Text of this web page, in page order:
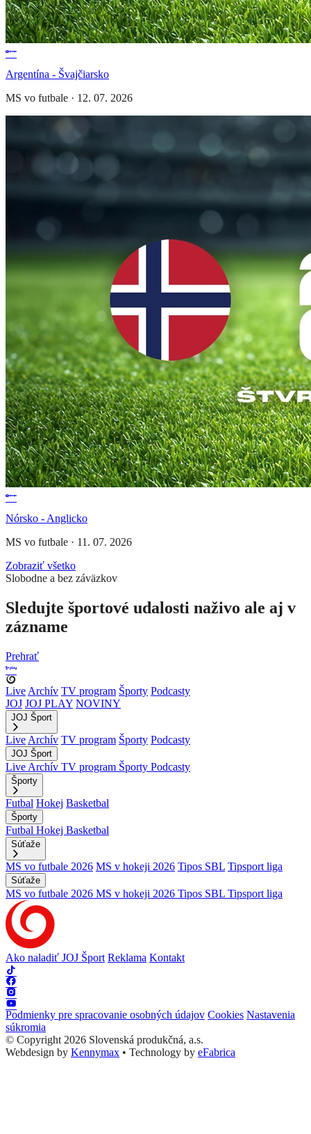
Argentína - Švajčiarsko
MS vo futbale · 12. 07. 2026
Nórsko - Anglicko
MS vo futbale · 11. 07. 2026
Zobraziť všetko
Slobodne a bez záväzkov
Sledujte športové udalosti naživo ale aj v
zázname
Prehrať
Live Archív TV program Športy Podcasty
JOJ JOJ PLAY NOVINY
JOJ Šport
Live Archív TV program Športy Podcasty
JOJ Šport
Live Archív TV program Športy Podcasty
Športy
Futbal Hokej Basketbal
Športy
Futbal Hokej Basketbal
Súťaže
MS vo futbale 2026 MS v hokeji 2026 Tipos SBL Tipsport liga
Súťaže
MS vo futbale 2026 MS v hokeji 2026 Tipos SBL Tipsport liga
Ako naladiť JOJ Šport Reklama Kontakt
Podmienky pre spracovanie osobných údajov Cookies Nastavenia
súkromia
© Copyright 2026 Slovenská produkčná, a.s.
Webdesign by Kennymax • Technology by eFabrica